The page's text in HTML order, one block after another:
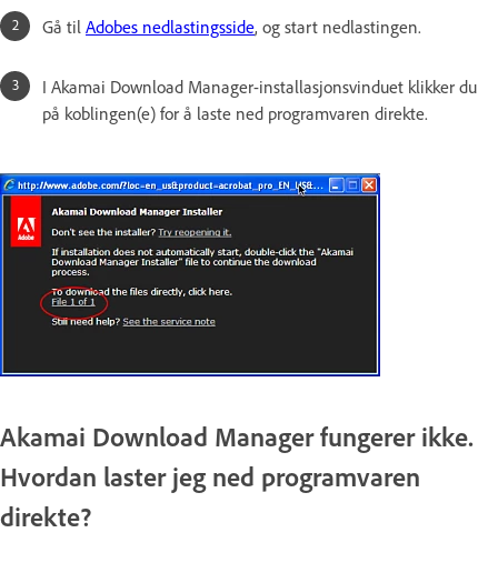
Gå til Adobes nedlastingsside, og start nedlastingen.
I Akamai Download Manager-installasjonsvinduet klikker du
på koblingen(e) for å laste ned programvaren direkte.
Akamai Download Manager fungerer ikke.
Hvordan laster jeg ned programvaren
direkte?